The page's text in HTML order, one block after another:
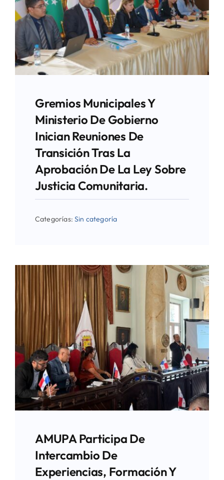
Gremios Municipales Y
Ministerio De Gobierno
Inician Reuniones De
Transición Tras La
Aprobación De La Ley Sobre
Justicia Comunitaria.
Categorías:Sin categoría
AMUPA Participa De
Intercambio De
Experiencias, Formación Y